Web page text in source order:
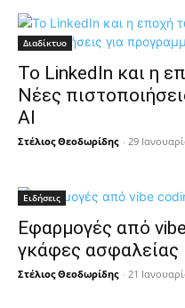
Διαδίκτυο
Το LinkedIn και η
Νέες
AI
Στέλιος Θεοδωρίδης - 29
Ειδήσεις
Εφαρμογές από
γκάφες ασφαλείας
Στέλιος Θεοδωρίδης - 21